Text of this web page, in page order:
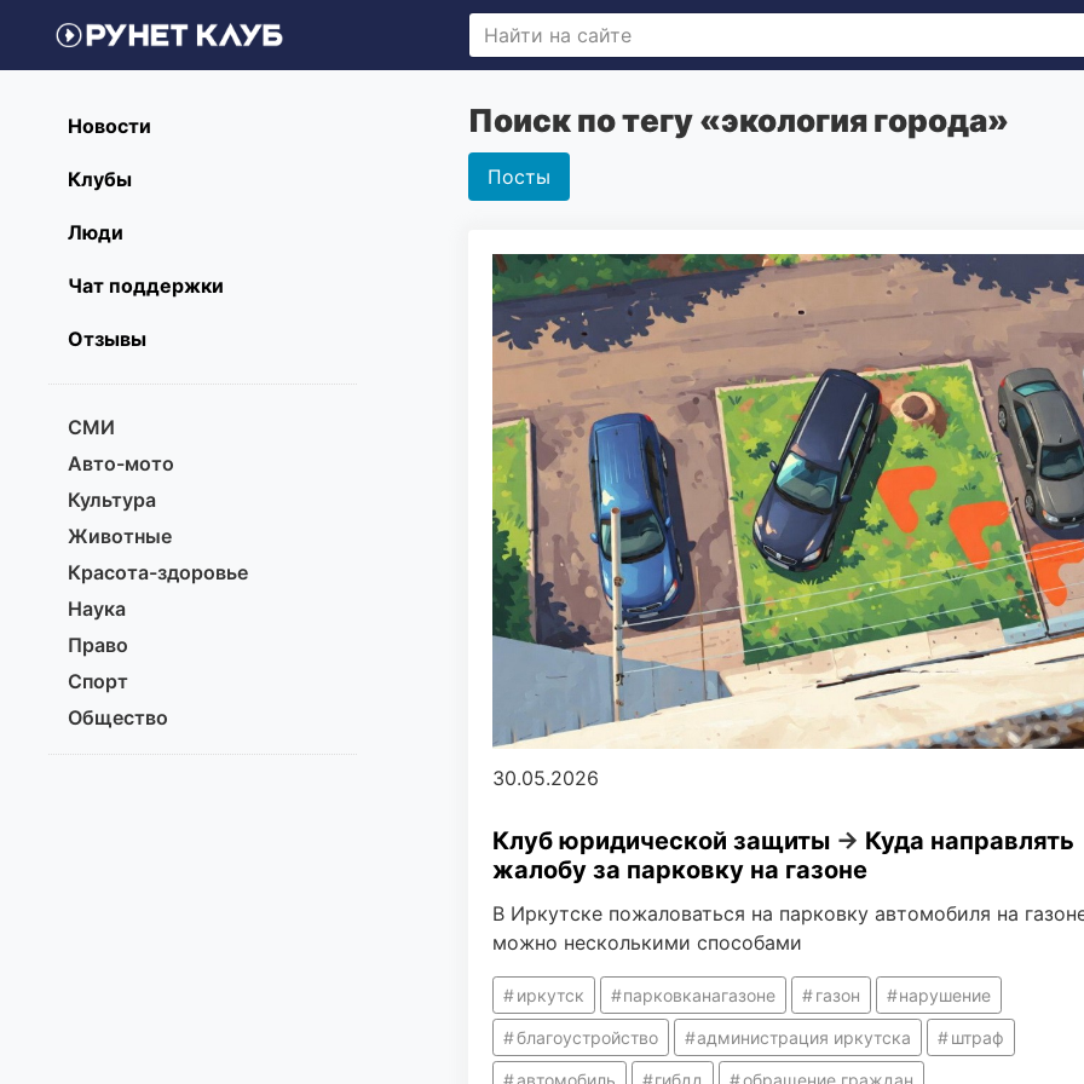
Новости
Клубы
Люди
Чат поддержки
Отзывы
СМИ
Авто-мото
Культура
Животные
Красота-здоровье
Наука
Право
Спорт
Общество
Поиск по тегу «экология города»
Посты
30.05.2026
Клуб юридической защиты → Куда направлять
жалобу за парковку на газоне
В Иркутске пожаловаться на парковку автомобиля на
можно несколькими способами
иркутск парковканагазоне газон нарушение
благоустройство администрация иркутска штраф
автомобиль гибдд обращение граждан